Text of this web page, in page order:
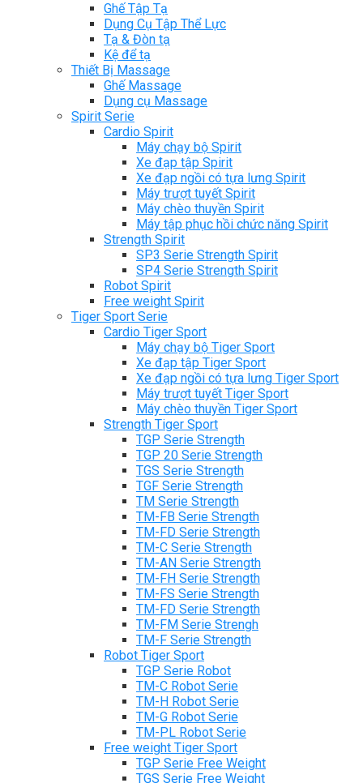
Ghế Tập Tạ
Dụng Cụ Tập Thể Lực
Tạ & Đòn tạ
Kệ để tạ
Thiết Bị Massage
Ghế Massage
Dụng cụ Massage
Spirit Serie
Cardio Spirit
Máy chạy bộ Spirit
Xe đạp tập Spirit
Xe đạp ngồi có tựa lưng Spirit
Máy trượt tuyết Spirit
Máy chèo thuyền Spirit
Máy tập phục hồi chức năng Spirit
Strength Spirit
SP3 Serie Strength Spirit
SP4 Serie Strength Spirit
Robot Spirit
Free weight Spirit
Tiger Sport Serie
Cardio Tiger Sport
Máy chạy bộ Tiger Sport
Xe đạp tập Tiger Sport
Xe đạp ngồi có tựa lưng Tiger Sport
Máy trượt tuyết Tiger Sport
Máy chèo thuyền Tiger Sport
Strength Tiger Sport
TGP Serie Strength
TGP 20 Serie Strength
TGS Serie Strength
TGF Serie Strength
TM Serie Strength
TM-FB Serie Strength
TM-FD Serie Strength
TM-C Serie Strength
TM-AN Serie Strength
TM-FH Serie Strength
TM-FS Serie Strength
TM-FD Serie Strength
TM-FM Serie Strengh
TM-F Serie Strength
Robot Tiger Sport
TGP Serie Robot
TM-C Robot Serie
TM-H Robot Serie
TM-G Robot Serie
TM-PL Robot Serie
Free weight Tiger Sport
TGP Serie Free Weight
TGS Serie Free Weight